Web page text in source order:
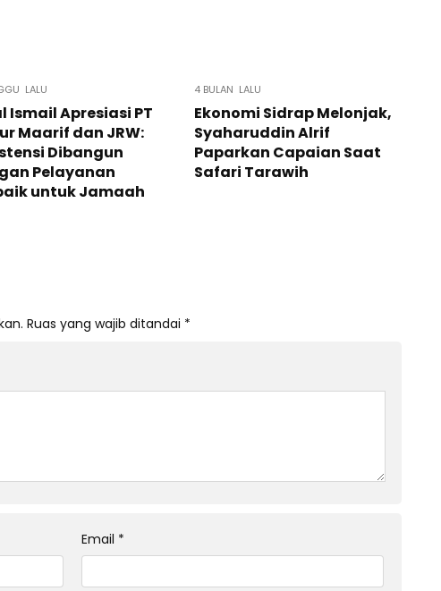
LALU
Ismail Apresiasi PT
Maarif dan JRW:
Dibangun
Pelayanan
untuk Jamaah
4 BULAN LALU
Ekonomi Sidrap Melonjak,
Syaharuddin Alrif
Paparkan Capaian Saat
Safari Tarawih
Ruas yang wajib ditandai *
Email *